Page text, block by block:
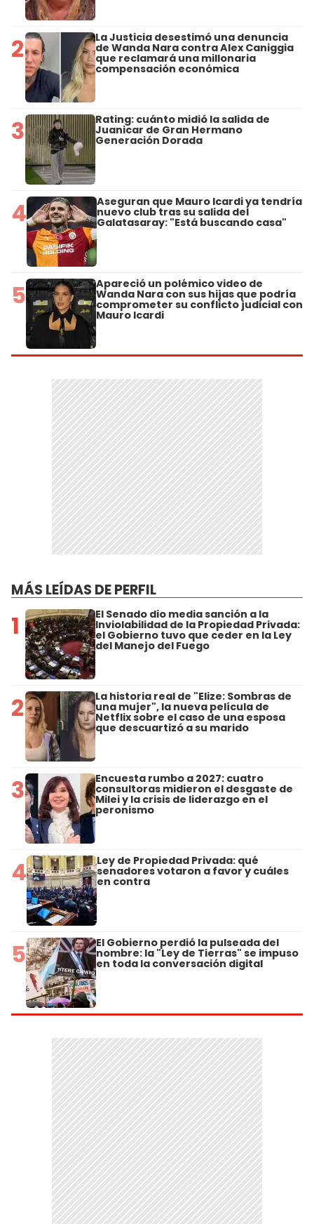
2 La Justicia desestimó una denuncia
de Wanda Nara contra Alex Caniggia
que reclamará una millonaria
compensación económica
3 Rating: cuánto midió la salida de
Juanicar de Gran Hermano
Generación Dorada
4 Aseguran que Mauro Icardi ya tendría
nuevo club tras su salida del
Galatasaray: "Está buscando casa"
5 Apareció un polémico video de
Wanda Nara con sus hijas que podría
comprometer su conflicto judicial con
Mauro Icardi
MÁS LEÍDAS DE PERFIL
1 El Senado dio media sanción a la
Inviolabilidad de la Propiedad Privada:
el Gobierno tuvo que ceder en la Ley
del Manejo del Fuego
2 La historia real de "Elize: Sombras de
una mujer", la nueva película de
Netflix sobre el caso de una esposa
que descuartizó a su marido
3 Encuesta rumbo a 2027: cuatro
consultoras midieron el desgaste de
Milei y la crisis de liderazgo en el
peronismo
4 Ley de Propiedad Privada: qué
senadores votaron a favor y cuáles
en contra
5 El Gobierno perdió la pulseada del
nombre: la "Ley de Tierras" se impuso
en toda la conversación digital